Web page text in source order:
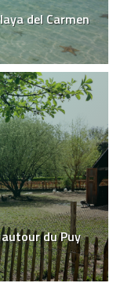
del Carmen
du Puy